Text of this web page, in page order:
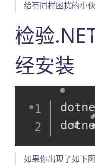
给有同样困扰的小
检验
经安装
如果你出现了如下